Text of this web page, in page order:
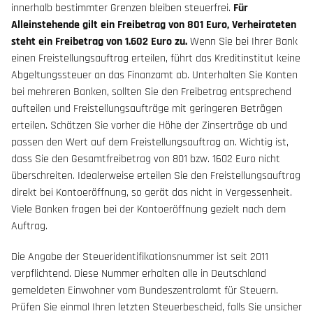
innerhalb bestimmter Grenzen bleiben steuerfrei. Für
Alleinstehende gilt ein Freibetrag von 801 Euro, Verheirateten
steht ein Freibetrag von 1.602 Euro zu.Wenn Sie bei Ihrer Bank
einen Freistellungsauftrag erteilen, führt das Kreditinstitut keine
Abgeltungssteuer an das Finanzamt ab. Unterhalten Sie Konten
bei mehreren Banken, sollten Sie den Freibetrag entsprechend
aufteilen und Freistellungsaufträge mit geringeren Beträgen
erteilen. Schätzen Sie vorher die Höhe der Zinserträge ab und
passen den Wert auf dem Freistellungsauftrag an. Wichtig ist,
dass Sie den Gesamtfreibetrag von 801 bzw. 1602 Euro nicht
überschreiten. Idealerweise erteilen Sie den Freistellungsauftrag
direkt bei Kontoeröffnung, so gerät das nicht in Vergessenheit.
Viele Banken fragen bei der Kontoeröffnung gezielt nach dem
Auftrag.
Die Angabe der Steueridentifikationsnummer ist seit 2011
verpflichtend. Diese Nummer erhalten alle in Deutschland
gemeldeten Einwohner vom Bundeszentralamt für Steuern.
Prüfen Sie einmal Ihren letzten Steuerbescheid, falls Sie unsicher